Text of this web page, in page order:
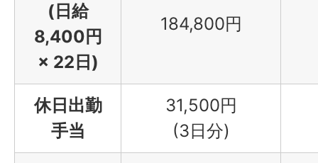
11:35～
11:55
B工場到着（シー
11:55～
15:15
点検・アルコール
日の準備をして退
(日給
8,400円
× 22日)
184,800円
休日出勤
手当
31,500円
(3日分)